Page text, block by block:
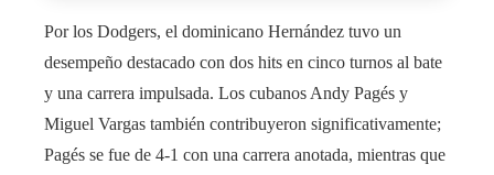
Por los Dodgers, el dominicano Hernández tuvo un
desempeño destacado con dos hits en cinco turnos al bate
y una carrera impulsada. Los cubanos Andy Pagés y
Miguel Vargas también contribuyeron significativamente;
Pagés se fue de 4-1 con una carrera anotada, mientras que